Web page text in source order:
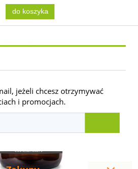
do koszyka
jeżeli chcesz otrzymywać
i promocjach.